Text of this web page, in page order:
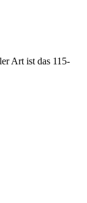
Art ist das 115-